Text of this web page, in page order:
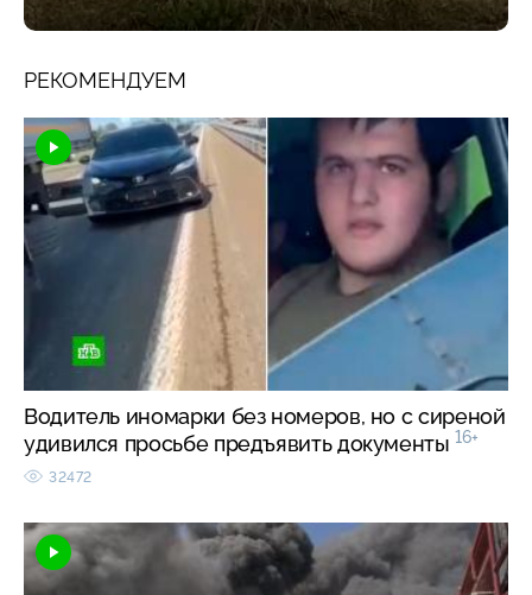
РЕКОМЕНДУЕМ
Водитель иномарки без номеров, но с сиреной
удивился просьбе предъявить документы 16+
32472